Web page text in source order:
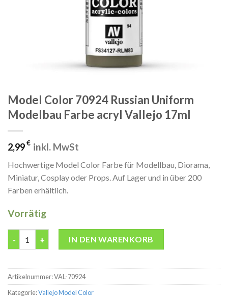
Model Color 70924 Russian Uniform
Modelbau Farbe acryl Vallejo 17ml
2,99€ inkl. MwSt
Hochwertige Model Color Farbe für Modellbau, Diorama,
Miniatur, Cosplay oder Props. Auf Lager und in über 200
Farben erhältlich.
Vorrätig
IN DEN WARENKORB
Artikelnummer:VAL-70924
Kategorie:Vallejo Model Color